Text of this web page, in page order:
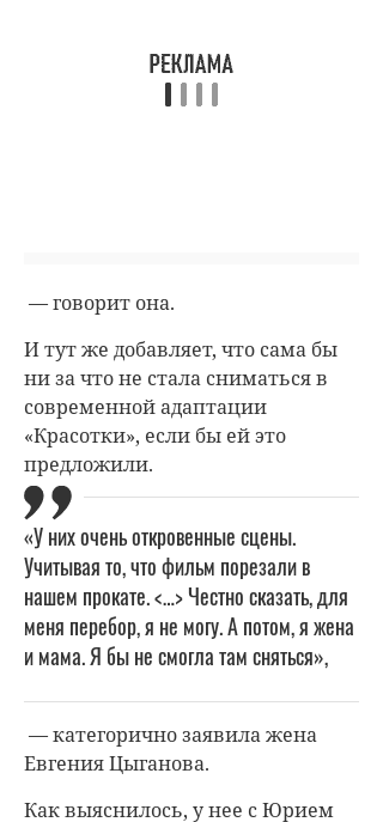
— говорит она.
И тут же добавляет, что сама бы
ни за что не стала сниматься в
современной адаптации
«Красотки», если бы ей это
предложили.
«У них очень откровенные сцены.
Учитывая то, что фильм порезали в
нашем прокате. <…> Честно сказать, для
меня перебор, я не могу. А потом, я жена
и мама. Я бы не смогла там сняться»,
— категорично заявила жена
Евгения Цыганова.
Как выяснилось, у нее с Юрием